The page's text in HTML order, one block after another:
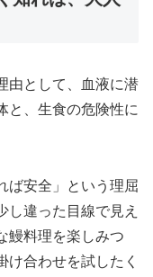
由として、血液に潜
と、生食の危険性に
ば安全」という理屈
し違った目線で見え
鰻料理を楽しみつ
け合わせを試したく